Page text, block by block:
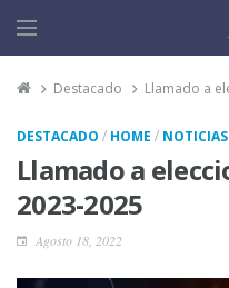
Destacado Llamado a
DESTACADO / HOME / NOTICIAS
Llamado a
2023-2025
Agosto 18, 2022